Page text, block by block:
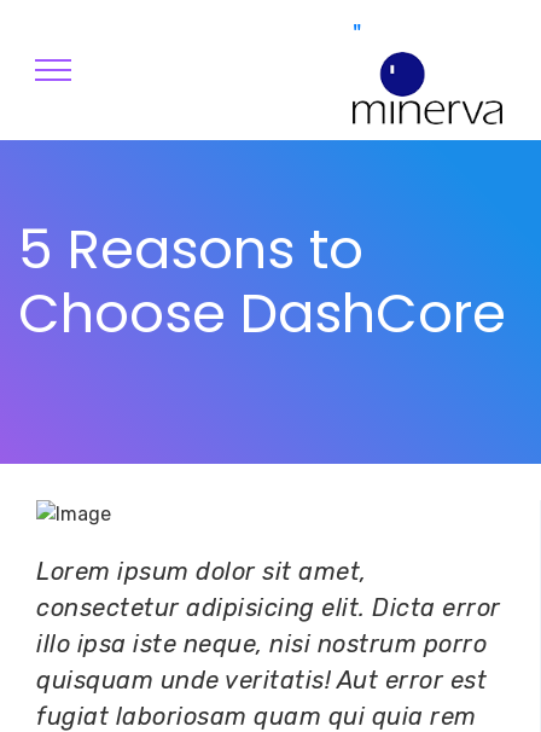
"
5 Reasons to
Choose DashCore
Lorem ipsum dolor sit amet,
consectetur adipisicing elit. Dicta error
illo ipsa iste neque, nisi nostrum porro
quisquam unde veritatis! Aut error est
fugiat laboriosam quam qui quia rem